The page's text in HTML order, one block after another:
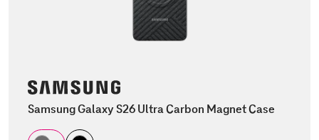
Samsung Galaxy S26 Ultra Carbon Magnet Case